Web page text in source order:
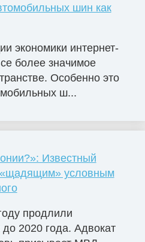
шин как
экономики интернет-
более значимое
Особенно это
ш...
Известный
условным
продлили
2020 года. Адвокат